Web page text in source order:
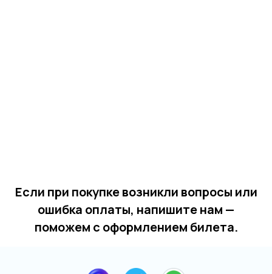
Если при покупке возникли вопросы или
ошибка оплаты, напишите нам —
поможем с оформлением билета.